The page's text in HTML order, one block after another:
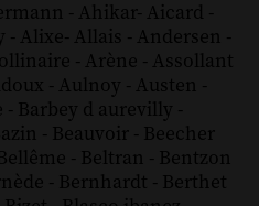
- Ahikar- Aicard -
- Alixe- Allais - Andersen -
- Arène - Assollant
- Aulnoy - Austen -
- Barbey d aurevilly -
- Beauvoir - Beecher
- Beltran - Bentzon
- Bernhardt - Berthet